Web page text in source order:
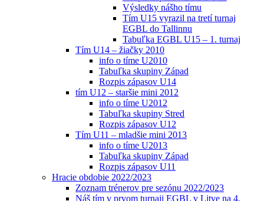
Výsledky nášho tímu
Tím U15 vyrazil na tretí turnaj
EGBL do Tallinnu
Tabuľka EGBL U15 – 1. turnaj
Tím U14 – žiačky 2010
info o tíme U2010
Tabuľka skupiny Západ
Rozpis zápasov U14
tím U12 – staršie mini 2012
info o tíme U2012
Tabuľka skupiny Stred
Rozpis zápasov U12
Tím U11 – mladšie mini 2013
info o tíme U2013
Tabuľka skupiny Západ
Rozpis zápasov U11
Hracie obdobie 2022/2023
Zoznam trénerov pre sezónu 2022/2023
Náš tím v prvom turnaji EGBL v Litve na 4.